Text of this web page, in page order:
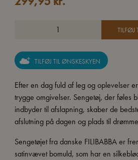
TILFØJ
TILFØJ TIL ØNSKESKYEN
Efter en dag fuld af leg og oplevelser
trygge omgivelser. Sengetøj, der føles
indbyder til afslapning, skaber de
afslutning på dagen og plads til
Sengetøjet fra danske FILIBABBA er
satinvævet bomuld, som har en